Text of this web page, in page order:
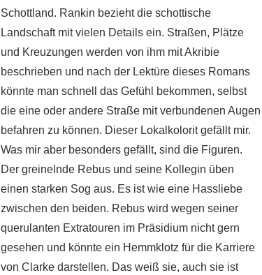
Schottland. Rankin bezieht die schottische
Landschaft mit vielen Details ein. Straßen, Plätze
und Kreuzungen werden von ihm mit Akribie
beschrieben und nach der Lektüre dieses Romans
könnte man schnell das Gefühl bekommen, selbst
die eine oder andere Straße mit verbundenen Augen
befahren zu können. Dieser Lokalkolorit gefällt mir.
Was mir aber besonders gefällt, sind die Figuren.
Der greinelnde Rebus und seine Kollegin üben
einen starken Sog aus. Es ist wie eine Hassliebe
zwischen den beiden. Rebus wird wegen seiner
querulanten Extratouren im Präsidium nicht gern
gesehen und könnte ein Hemmklotz für die Karriere
von Clarke darstellen. Das weiß sie, auch sie ist